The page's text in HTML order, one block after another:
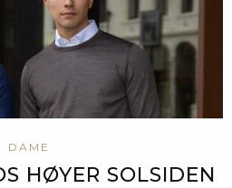
DAME
HØYER SOLSIDEN